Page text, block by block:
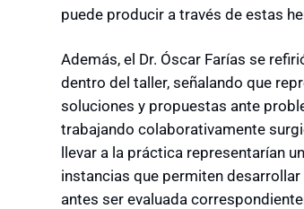
puede producir a través de estas
Además, el Dr. Óscar Farías se
dentro del taller, señalando que
soluciones y propuestas ante
trabajando colaborativamente
llevar a la práctica representarían
instancias que permiten
antes ser evaluada